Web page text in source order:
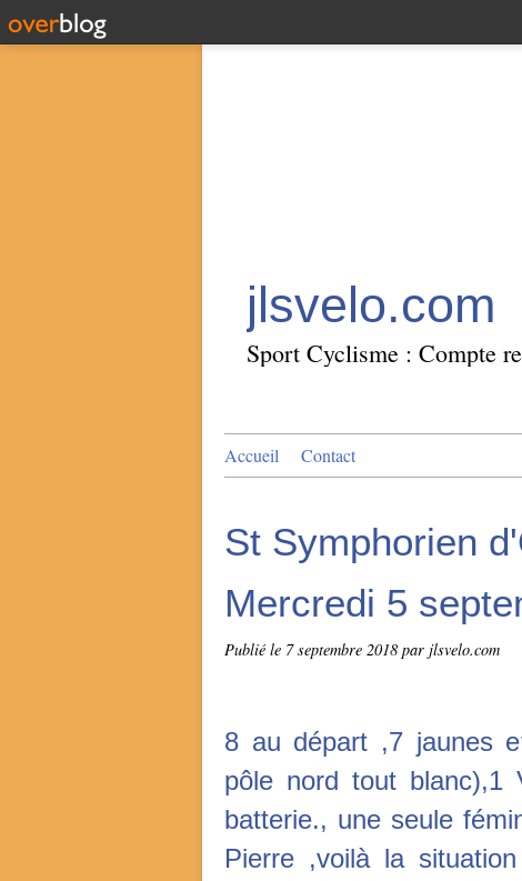
jlsvelo.com
Sport Cyclisme : Compte
Accueil Contact
St Symphorien
Mercredi 5
Publié le 7 septembre 2018 par jlsvelo.com
8 au départ ,7 jaunes
pôle nord tout
batterie., une seule
Pierre ,voilà la